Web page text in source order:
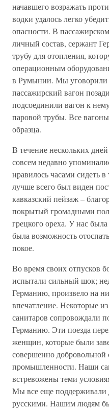
начавшего возражать
водки удалось легко
опасности. В
личный состав, сержант
трубу для отопления,
операционным
в Румынии. Мы уговорили
пассажирский вагон
подсоединили вагон к
паровой трубы. Все
образца.
В течение нескольких
совсем недавно
нравилось часами сидеть
лучше всего был виден
кавказский пейзаж –
покрытый громадными
грецкого ореха. У нас
была возможность
покое.
Во время своих отпусков
испытали сильный шок;
Германию, произвело на
впечатление. Некоторые
санитаров сопровождали
Германию. Эти поезда
женщин, которые были
совершенно добровольной
промышленности. Наши
встревожены теми
Мы все еще поддерживали
русскими. Нашим людям